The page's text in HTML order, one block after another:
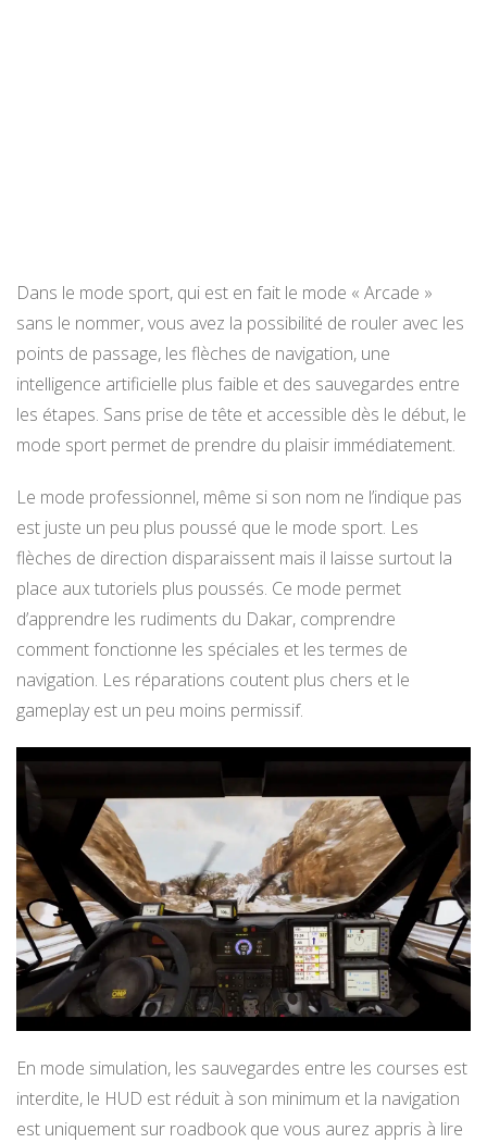
Dans le mode sport, qui est en fait le mode « Arcade »
sans le nommer, vous avez la possibilité de rouler avec les
points de passage, les flèches de navigation, une
intelligence artificielle plus faible et des sauvegardes entre
les étapes. Sans prise de tête et accessible dès le début, le
mode sport permet de prendre du plaisir immédiatement.
Le mode professionnel, même si son nom ne l’indique pas
est juste un peu plus poussé que le mode sport. Les
flèches de direction disparaissent mais il laisse surtout la
place aux tutoriels plus poussés. Ce mode permet
d’apprendre les rudiments du Dakar, comprendre
comment fonctionne les spéciales et les termes de
navigation. Les réparations coutent plus chers et le
gameplay est un peu moins permissif.
En mode simulation, les sauvegardes entre les courses est
interdite, le HUD est réduit à son minimum et la navigation
est uniquement sur roadbook que vous aurez appris à lire